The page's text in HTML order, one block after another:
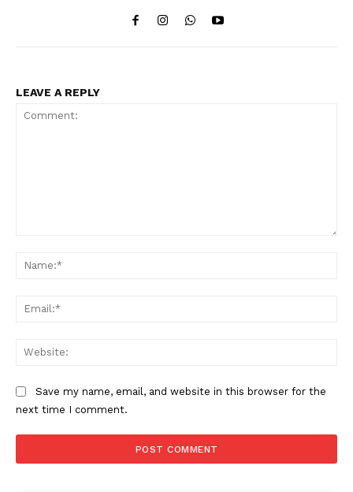
LEAVE A REPLY
Save my name, email, and website in this browser for the
next time I comment.